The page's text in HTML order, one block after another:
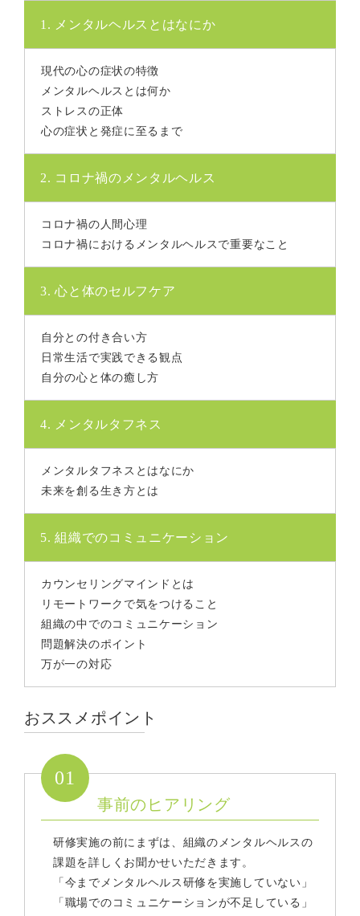
1. メンタルヘルスとはなにか
現代の心の症状の特徴
メンタルヘルスとは何か
ストレスの正体
心の症状と発症に至るまで
2. コロナ禍のメンタルヘルス
コロナ禍の人間心理
コロナ禍におけるメンタルヘルスで重要なこと
3. 心と体のセルフケア
自分との付き合い方
日常生活で実践できる観点
自分の心と体の癒し方
4. メンタルタフネス
メンタルタフネスとはなにか
未来を創る生き方とは
5. 組織でのコミュニケーション
カウンセリングマインドとは
リモートワークで気をつけること
組織の中でのコミュニケーション
問題解決のポイント
万が一の対応
おススメポイント
01
事前のヒアリング
研修実施の前にまずは、組織のメンタルヘルスの
課題を詳しくお聞かせいただきます。
「今までメンタルヘルス研修を実施していない」
「職場でのコミュニケーションが不足している」